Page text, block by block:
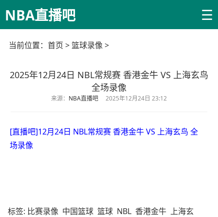
NBA直播吧 ☰
当前位置： 首页 >篮球录像 >
2025年12月24日 NBL常规赛 香港金牛 VS 上海玄鸟
全场录像
来源： NBA直播吧 2025年12月24日 23:12
[直播吧]12月24日 NBL常规赛 香港金牛 VS 上海玄鸟 全
场录像
标签: 比赛录像 中国篮球 篮球 NBL 香港金牛 上海玄